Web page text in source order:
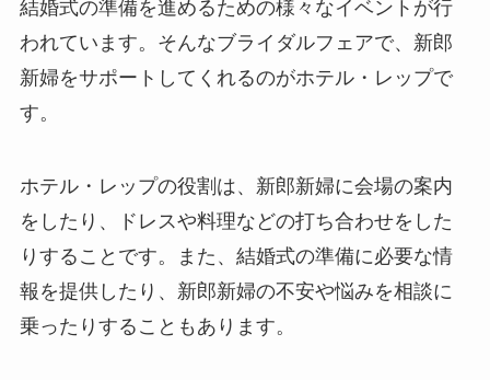
結婚式の準備を進めるための様々なイベントが行
われています。そんなブライダルフェアで、新郎
新婦をサポートしてくれるのがホテル・レップで
す。
ホテル・レップの役割は、新郎新婦に会場の案内
をしたり、ドレスや料理などの打ち合わせをした
りすることです。また、結婚式の準備に必要な情
報を提供したり、新郎新婦の不安や悩みを相談に
乗ったりすることもあります。